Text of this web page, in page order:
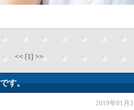
<< [1] >>
す。
2019年01月